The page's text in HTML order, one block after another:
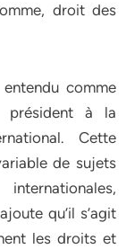
droit des
comme
président à la
Cette
de sujets
qu’il s’agit
les droits et